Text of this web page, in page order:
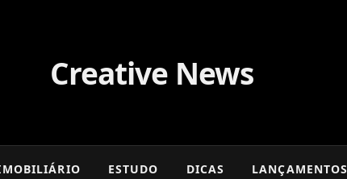
ESTUDO DICAS LANÇAMENTOS